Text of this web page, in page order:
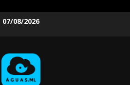
07/08/2026